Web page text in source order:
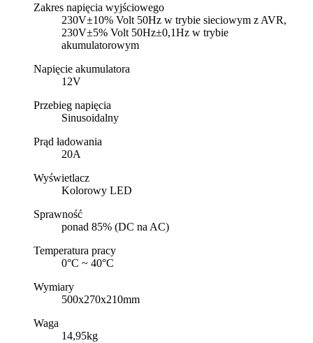
Zakres napięcia wyjściowego
230V±10% Volt 50Hz w trybie sieciowym z AVR,
230V±5% Volt 50Hz±0,1Hz w trybie
akumulatorowym
Napięcie akumulatora
12V
Przebieg napięcia
Sinusoidalny
Prąd ładowania
20A
Wyświetlacz
Kolorowy LED
Sprawność
ponad 85% (DC na AC)
Temperatura pracy
0°C ~ 40°C
Wymiary
500x270x210mm
Waga
14,95kg